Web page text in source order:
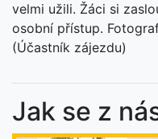
velmi užili. Žáci si
osobní přístup.
(Účastník zájezdu)
Jak se z